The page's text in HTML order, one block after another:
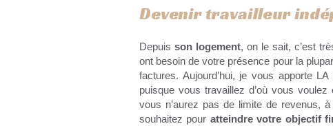
Devenir travailleur
Depuisson logement, on le sait, c’est
ont besoin de votre présence pour la
factures. Aujourd’hui, je vous apporte
puisque vous travaillez d’où vous
vous n’aurez pas de limite de revenus,
souhaitez pour atteindre votre objectif